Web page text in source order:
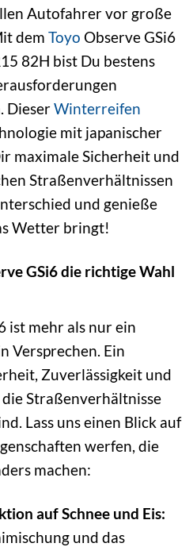
Autofahrer vor große
dem Toyo Observe GSi6
82H bist Du bestens
DieserWinterreifen
mit japanischer
maximale Sicherheit und
Straßenverhältnissen
und genieße
Wetter bringt!
GSi6 die richtige Wahl
ist mehr als nur ein
Versprechen. Ein
Zuverlässigkeit und
Straßenverhältnisse
Lass uns einen Blick auf
werfen, die
machen:
auf Schnee und Eis:
und das